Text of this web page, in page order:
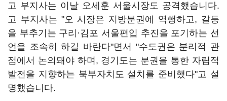
고 부지사는 이날 오세훈 서울시장도 공격했습니다.
고 부지사는 "오 시장은 지방분권에 역행하고, 갈등
을 부추기는 구리·김포 서울편입 추진을 포기하는 선
언을 조속히 하길 바란다"면서 "수도권은 분리적 관
점에서 논의돼야 하며, 경기도는 분권을 통한 자립적
발전을 지향하는 북부자치도 설치를 준비했다"고 설
명했습니다.